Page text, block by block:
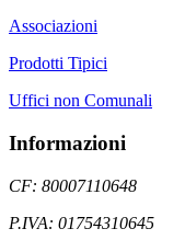
Associazioni
Prodotti Tipici
Uffici non Comunali
Informazioni
CF: 80007110648
P.IVA: 01754310645